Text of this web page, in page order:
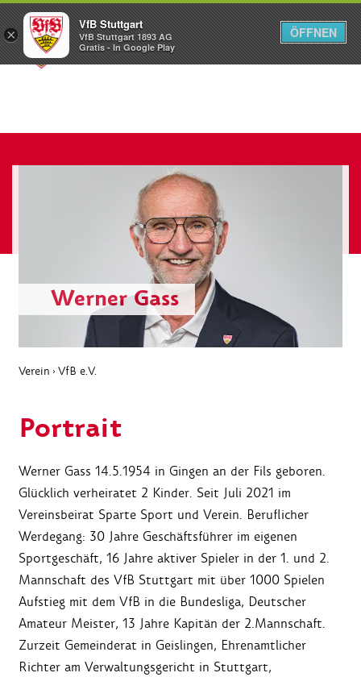
Menü
Werner Gass
Verein › VfB e.V.
Portrait
Werner Gass 14.5.1954 in Gingen an der Fils geboren.
Glücklich verheiratet 2 Kinder. Seit Juli 2021 im
Vereinsbeirat Sparte Sport und Verein. Beruflicher
Werdegang: 30 Jahre Geschäftsführer im eigenen
Sportgeschäft, 16 Jahre aktiver Spieler in der 1. und 2.
Mannschaft des VfB Stuttgart mit über 1000 Spielen
Aufstieg mit dem VfB in die Bundesliga, Deutscher
Amateur Meister, 13 Jahre Kapitän der 2.Mannschaft.
Zurzeit Gemeinderat in Geislingen, Ehrenamtlicher
Richter am Verwaltungsgericht in Stuttgart,
×
VfB Stuttgart
VfB Stuttgart 1893 AG
Gratis - In Google Play
ÖFFNEN